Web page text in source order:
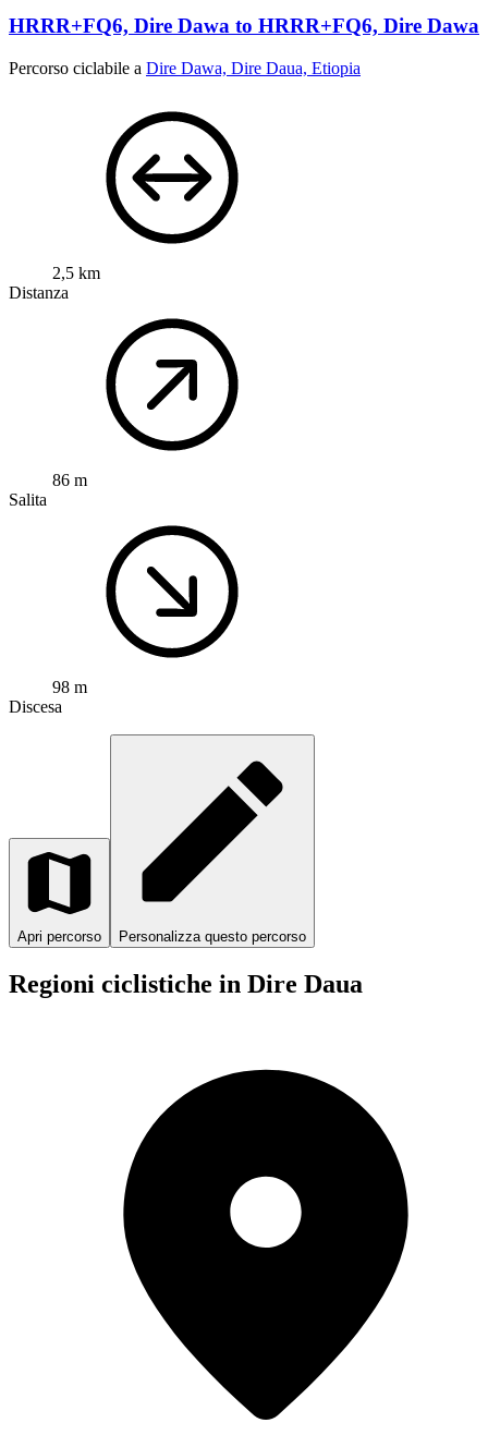
HRRR+FQ6, Dire Dawa to HRRR+FQ6, Dire Dawa
Percorso ciclabile a Dire Dawa, Dire Daua, Etiopia
2,5 km
Distanza
86 m
Salita
98 m
Discesa
Apri percorso Personalizza questo percorso
Regioni ciclistiche in Dire Daua